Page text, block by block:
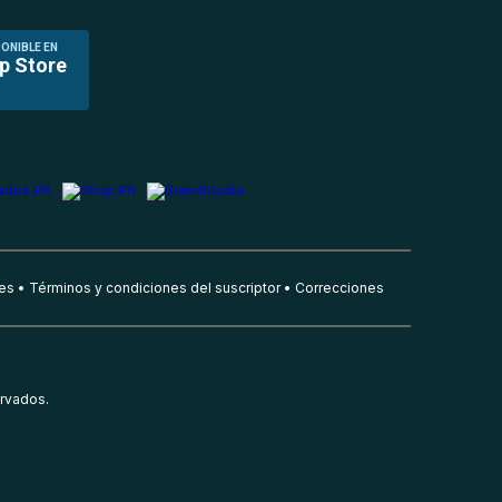
EN
Store
Términos y condiciones del suscriptor Correcciones